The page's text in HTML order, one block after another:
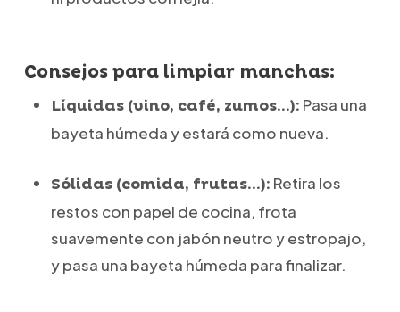
Consejos para limpiar manchas:
Líquidas (vino, café, zumos…): Pasa una
bayeta húmeda y estará como nueva.
Sólidas (comida, frutas…): Retira los
restos con papel de cocina, frota
suavemente con jabón neutro y estropajo,
y pasa una bayeta húmeda para finalizar.